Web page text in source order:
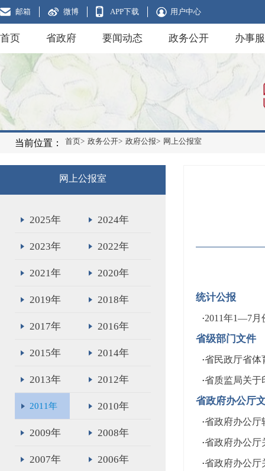
邮箱 微博 APP下载 用户中心
首页 省政府 要闻动态 政务公开 办事
当前位置： 首页> 政务公开> 政府公报> 网上公报室
网上公报室
2025年 2024年
2023年 2022年
2021年 2020年
2019年 2018年
2017年 2016年
2015年 2014年
2013年 2012年
2011年 2010年
2009年 2008年
2007年 2006年
统计公报
·2011年1—7月
省级部门文件
·省民政厅省体
·省质监局关于
省政府办公厅
·省政府办公厅
·省政府办公厅
·省政府办公厅